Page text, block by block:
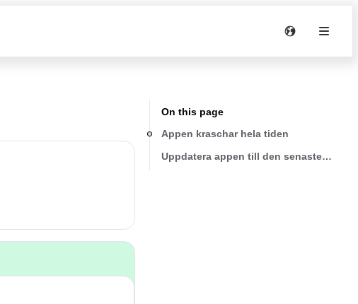
On this page
Appen kraschar hela tiden
Uppdatera appen till den senaste